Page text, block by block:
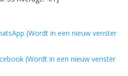
(Wordt in een nieuw venster
(Wordt in een nieuw venster